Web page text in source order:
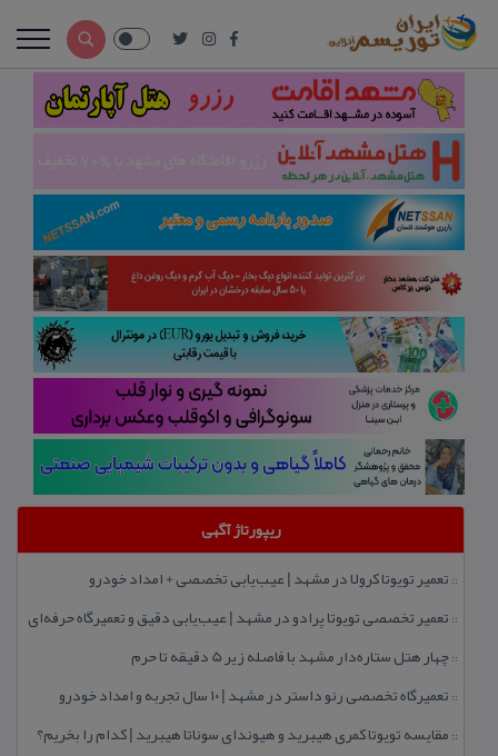
ریپورتاژ آگهی
:: تعمیر تویوتا كرولا در مشهد | عیب‌یابی تخصصی + امداد خودرو
:: تعمیر تخصصی تویوتا پرادو در مشهد | عیب‌یابی دقیق و تعمیرگاه حرفه‌ای
::چهار هتل‌ ستاره‌دار مشهد با فاصله زیر 5 دقیقه تا حرم
:: تعمیرگاه تخصصی رنو داستر در مشهد | ۱۰ سال تجربه و امداد خودرو
:: مقایسه تویوتا كمری هیبرید و هیوندای سوناتا هیبرید | كدام را بخریم؟